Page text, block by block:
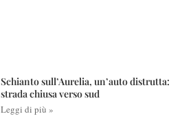
Schianto sull’Aurelia, un’auto distrutta:
strada chiusa verso sud
Leggi di più »